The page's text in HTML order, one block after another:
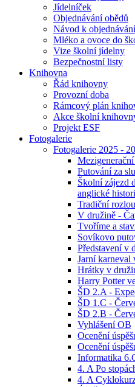
Jídelníček
Objednávání obědů
Návod k
Mléko a ovoce do
Vize školní jídelny
Bezpečnostní listy
Knihovna
Řád knihovny
Provozní doba
Rámcový plán
Akce školní
Projekt ESF
Fotogalerie
Fotogalerie 2025 -
Putování za
Školní zájezd
anglické
Tradiční
V družině -
Tvoříme a
Sovíkovo
Představení v
Jarní karneval
Hrátky v
Harry Potter
ŠD 2.A -
ŠD 1.C -
ŠD 2.B -
Vyhlášení OB
Ocenění
Ocenění
Informatika
4. A Po
4. A